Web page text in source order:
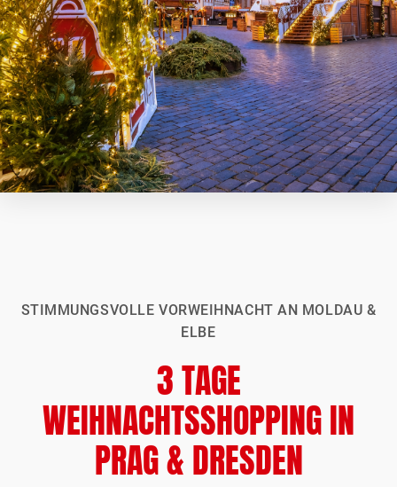
STIMMUNGSVOLLE VORWEIHNACHT AN MOLDAU &
ELBE
3 TAGE
WEIHNACHTSSHOPPING IN
PRAG & DRESDEN